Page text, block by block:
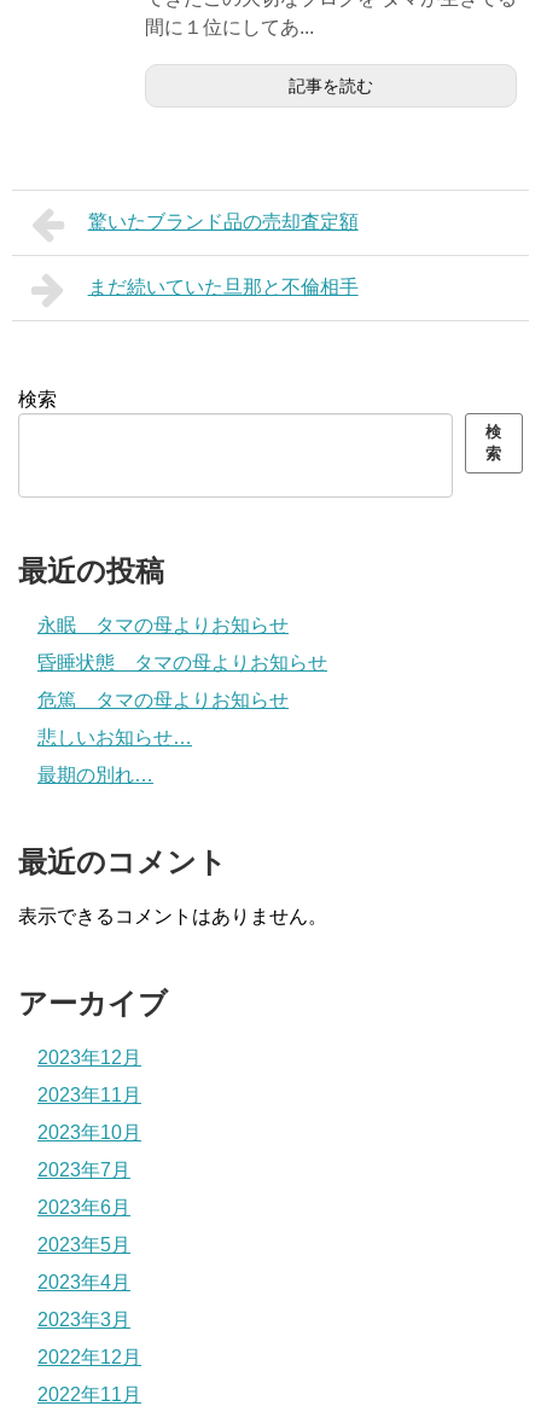
間に１位にしてあ...
記事を読む
驚いたブランド品の売却査定額
まだ続いていた旦那と不倫相手
検索
検
索
最近の投稿
永眠 タマの母よりお知らせ
昏睡状態 タマの母よりお知らせ
危篤 タマの母よりお知らせ
悲しいお知らせ…
最期の別れ…
最近のコメント
表示できるコメントはありません。
アーカイブ
2023年12月
2023年11月
2023年10月
2023年7月
2023年6月
2023年5月
2023年4月
2023年3月
2022年12月
2022年11月